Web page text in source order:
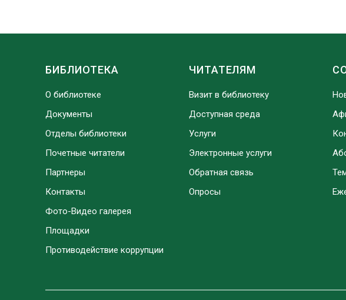
БИБЛИОТЕКА
О библиотеке
Документы
Отделы библиотеки
Почетные читатели
Партнеры
Контакты
Фото-Видео галерея
Площадки
Противодействие коррупции
ЧИТАТЕЛЯМ
Визит в библиотеку
Доступная среда
Услуги
Электронные услуги
Обратная связь
Опросы